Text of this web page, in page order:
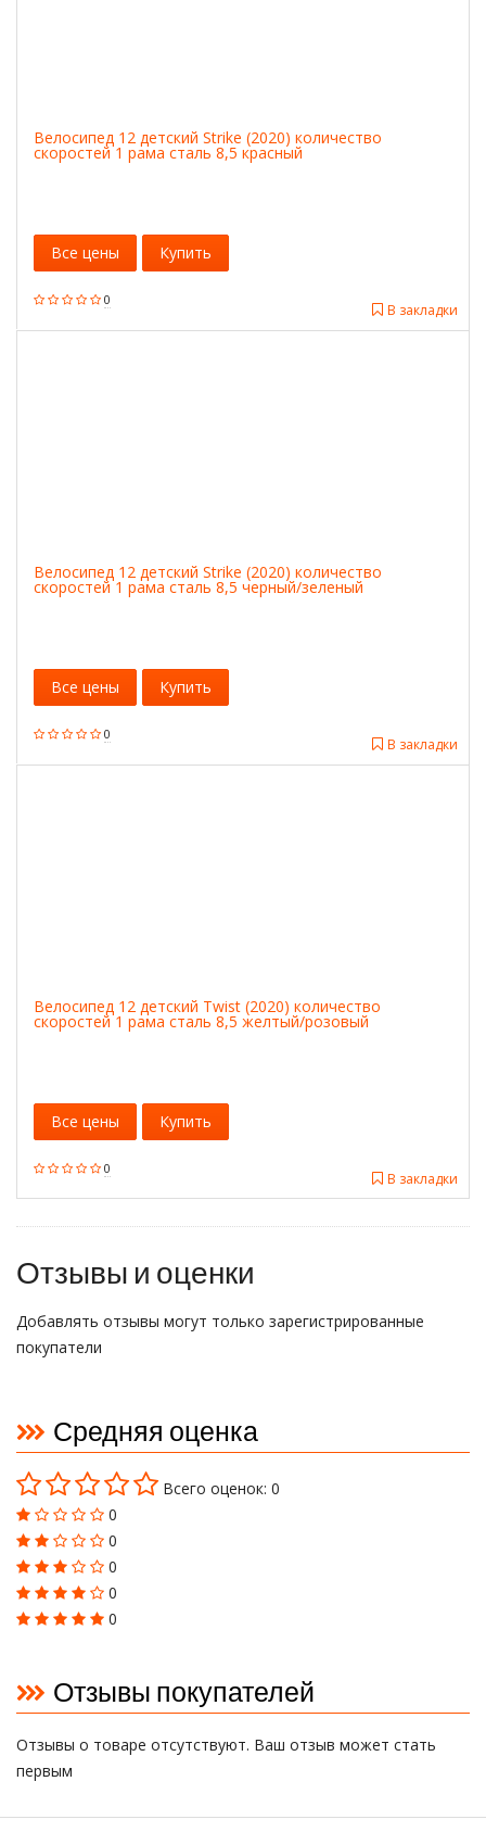
Велосипед 12 детский Strike (2020) количество
скоростей 1 рама сталь 8,5 красный
0
В закладки
Все цены Купить
Велосипед 12 детский Strike (2020) количество
скоростей 1 рама сталь 8,5 черный/зеленый
0
В закладки
Все цены Купить
Велосипед 12 детский Twist (2020) количество
скоростей 1 рама сталь 8,5 желтый/розовый
0
В закладки
Все цены Купить
Отзывы и оценки
Добавлять отзывы могут только зарегистрированные
покупатели
Средняя оценка
Всего оценок: 0
0
0
0
0
0
Отзывы покупателей
Отзывы о товаре отсутствуют. Ваш отзыв может стать
первым